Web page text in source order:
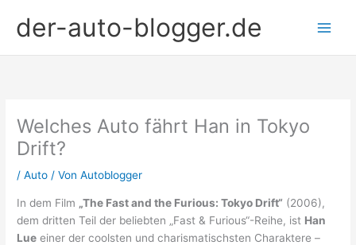
Inhaltder-auto-blogger.de
Welches Auto fährt Han in Tokyo
Drift?
/Auto / VonAutoblogger
In dem Film „The Fast and the Furious: Tokyo Drift“ (2006),
dem dritten Teil der beliebten „Fast & Furious“-Reihe, ist Han
Lue einer der coolsten und charismatischsten Charaktere –